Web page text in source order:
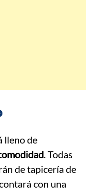
lleno de
. Todas
de tapicería de
con una